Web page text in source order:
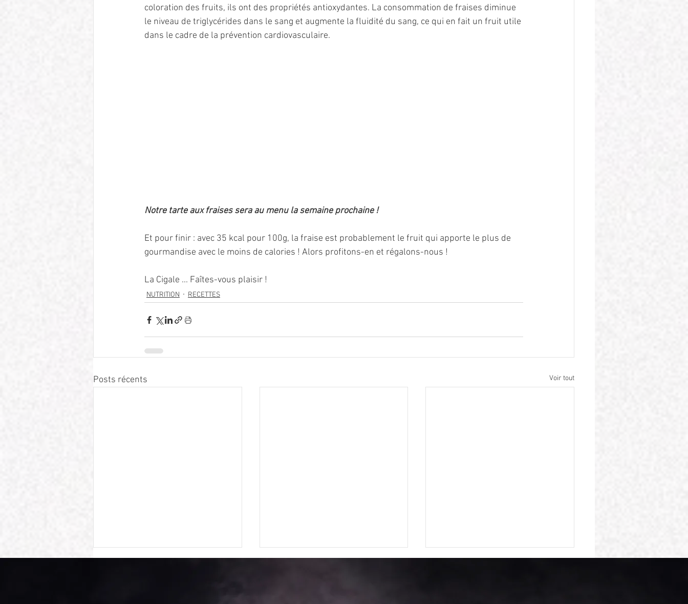
coloration des fruits, ils ont des propriétés antioxydantes. La consommation de fraises diminue
le niveau de triglycérides dans le sang et augmente la fluidité du sang, ce qui en fait un fruit utile
dans le cadre de la prévention cardiovasculaire.
Notre tarte aux fraises sera au menu la semaine prochaine !
Et pour finir : avec 35 kcal pour 100g, la fraise est probablement le fruit qui apporte le plus de
gourmandise avec le moins de calories ! Alors profitons-en et régalons-nous !
La Cigale ... Faîtes-vous plaisir !
NUTRITION RECETTES
Posts récents Voir tout